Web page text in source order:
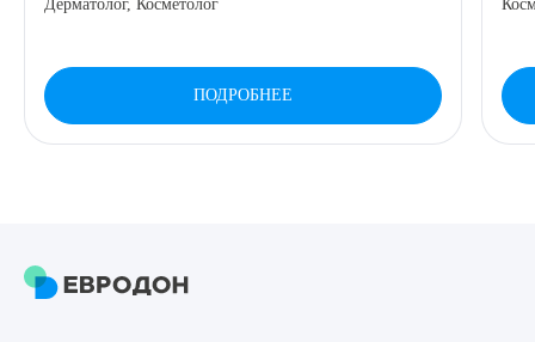
ЗАКАЗАТЬ ЗВОНОК
Дерматолог, Косметолог
ПОДРОБНЕЕ
Выберите сопутствующую услугу